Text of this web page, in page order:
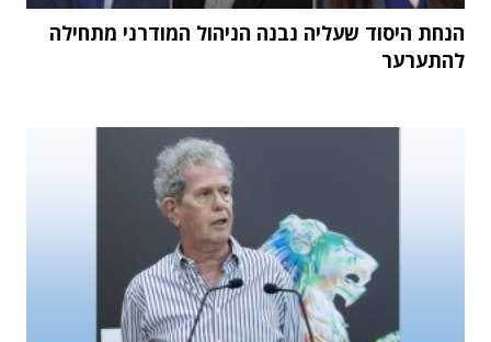
הנחת היסוד שעליה נבנה הניהול המודרני מתחילה
להתערער